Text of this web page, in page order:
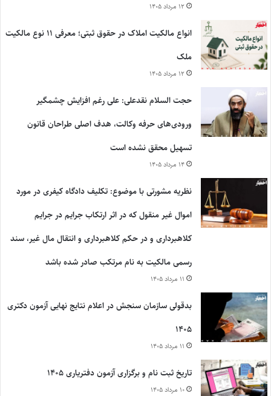
۱۲ مرداد ۱۴۰۵
انواع مالکیت املاک در حقوق ثبتی؛ معرفی ۱۱ نوع مالکیت
ملک
۱۲ مرداد ۱۴۰۵
حجت السلام نقدعلی: علی رغم افزایش چشمگیر
ورودی‌های حرفه وکالت، هدف اصلی طراحان قانون
تسهیل محقق نشده است
۱۴ مرداد ۱۴۰۵
نظریه مشورتی با موضوع: تکلیف دادگاه کیفری در مورد
اموال غیر منقول که در اثر ارتکاب جرایم در جرایم
کلاهبرداری و در حکم کلاهبرداری و انتقال مال غیر، سند
رسمی مالکیت به نام مرتکب صادر شده باشد
۱۱ مرداد ۱۴۰۵
بدقولی سازمان سنجش در اعلام نتایج نهایی آزمون دکتری
۱۴۰۵
۱۱ مرداد ۱۴۰۵
تاریخ ثبت نام و برگزاری آزمون دفتریاری ۱۴۰۵
۱۰ مرداد ۱۴۰۵